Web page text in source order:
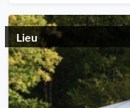
Lieu